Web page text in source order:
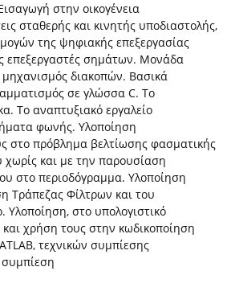
στην οικογένεια
σταθερής και κινητής υποδιαστολής,
της ψηφιακής επεξεργασίας
επεξεργαστές σημάτων. Μονάδα
διακοπών. Βασικά
σε γλώσσα C. Το
Το αναπτυξιακό εργαλείο
φωνής. Υλοποίηση
στο πρόβλημα βελτίωσης φασματικής
χωρίς και με την παρουσίαση
στο περιοδόγραμμα. Υλοποίηση
Φίλτρων και του
στο υπολογιστικό
και χρήση τους στην κωδικοποίηση
τεχνικών συμπίεσης